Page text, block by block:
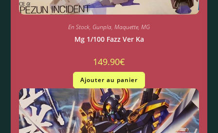
En Stock, Gunpla, Maquette, MG
Mg 1/100 Fazz Ver Ka
149.90€
Ajouter au panier